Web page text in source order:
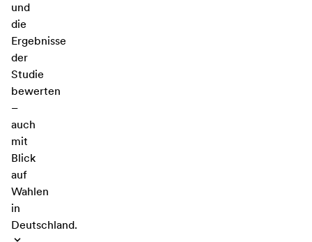
und
die
Ergebnisse
der
Studie
bewerten
–
auch
mit
Blick
auf
Wahlen
in
Deutschland.